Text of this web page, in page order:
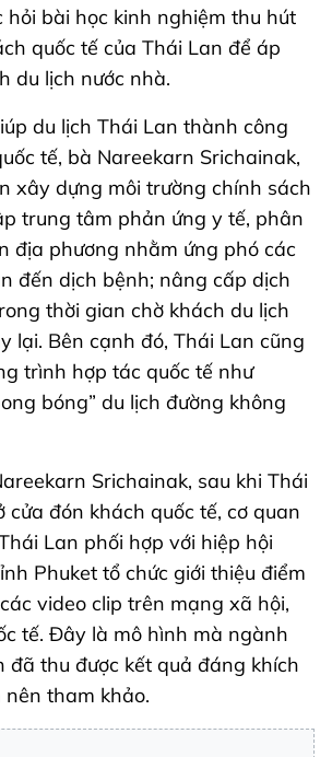
hỏi bài học kinh nghiệm thu hút
quốc tế của Thái Lan để áp
du lịch nước nhà.
du lịch Thái Lan thành công
tế, bà Nareekarn Srichainak,
xây dựng môi trường chính sách
trung tâm phản ứng y tế, phân
địa phương nhằm ứng phó các
đến dịch bệnh; nâng cấp dịch
thời gian chờ khách du lịch
lại. Bên cạnh đó, Thái Lan cũng
trình hợp tác quốc tế như
bóng” du lịch đường không
Srichainak, sau khi Thái
cửa đón khách quốc tế, cơ quan
Lan phối hợp với hiệp hội
Phuket tổ chức giới thiệu điểm
video clip trên mạng xã hội,
tế. Đây là mô hình mà ngành
đã thu được kết quả đáng khích
tham khảo.